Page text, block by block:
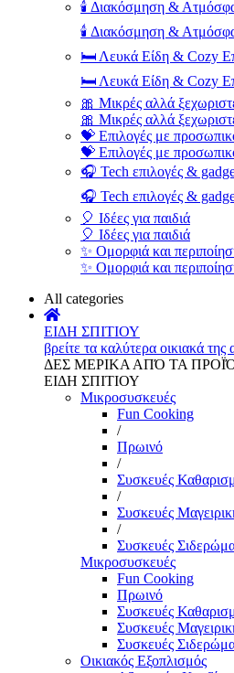
🕯️ Διακόσμηση &
🕯️ Διακόσμηση &
🛏️ Λευκά Είδη & Cozy
🛏️ Λευκά Είδη & Cozy
🎀 Μικρές αλλά
🎀 Μικρές αλλά
💝 Επιλογές με
💝 Επιλογές με
🎧 Tech επιλογές &
🎧 Tech επιλογές &
🎈 Ιδέες για παιδιά
🎈 Ιδέες για παιδιά
✨ Ομορφιά και
✨ Ομορφιά και
All categories
ΕΙΔΗ ΣΠΙΤΙΟΥ
βρείτε τα καλύτερα οικιακά της
ΔΕΣ ΜΕΡΙΚΑ ΑΠΌ ΤΑ
ΕΙΔΗ ΣΠΙΤΙΟΥ
Μικροσυσκευές
Fun Cooking
/
Πρωινό
/
Συσκευές
/
Συσκευές
/
Συσκευές
Μικροσυσκευές
Fun Cooking
Πρωινό
Συσκευές
Συσκευές
Συσκευές
Οικιακός Εξοπλισμός